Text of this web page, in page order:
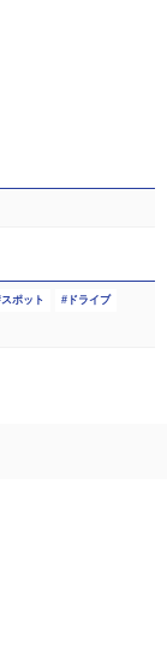
スポット ドライブ